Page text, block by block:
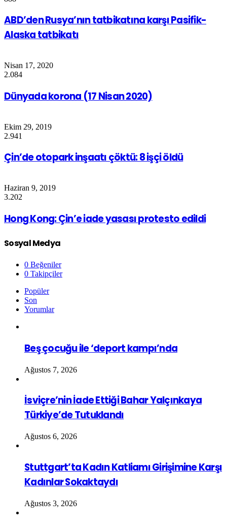
ABD’den Rusya’nın tatbikatına karşı Pasifik-
Alaska tatbikatı
Nisan 17, 2020
2.084
Dünyada korona (17 Nisan 2020)
Ekim 29, 2019
2.941
Çin’de otopark inşaatı çöktü: 8 işçi öldü
Haziran 9, 2019
3.202
Hong Kong: Çin’e iade yasası protesto edildi
Sosyal Medya
0 Beğeniler
0 Takipçiler
Popüler
Son
Yorumlar
Beş çocuğu ile ‘deport kampı’nda
Ağustos 7, 2026
İsviçre’nin İade Ettiği Bahar Yalçınkaya
Türkiye’de Tutuklandı
Ağustos 6, 2026
Stuttgart’ta Kadın Katliamı Girişimine Karşı
Kadınlar Sokaktaydı
Ağustos 3, 2026